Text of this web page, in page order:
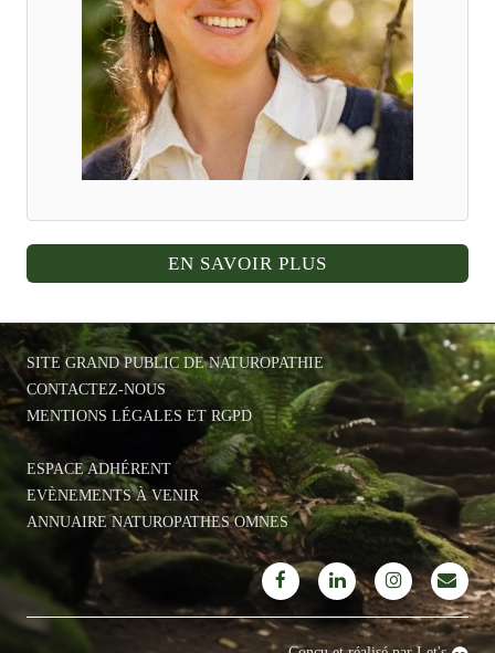
EN SAVOIR PLUS
SITE GRAND PUBLIC DE NATUROPATHIE
CONTACTEZ-NOUS
MENTIONS LÉGALES ET RGPD
ESPACE ADHÉRENT
EVÈNEMENTS À VENIR
ANNUAIRE NATUROPATHES OMNES